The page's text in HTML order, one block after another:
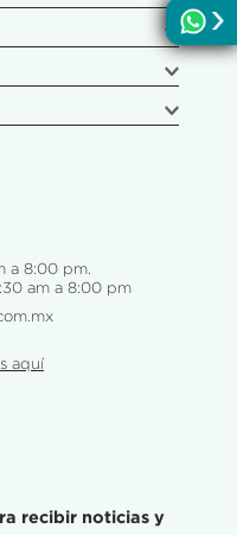
a 8:00 pm.
am a 8:00 pm
aquí
recibir noticias y